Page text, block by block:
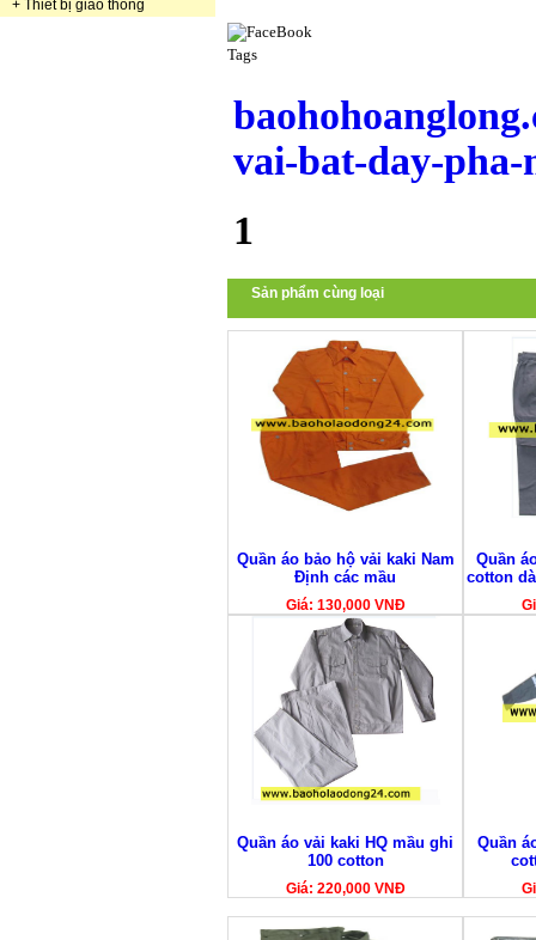
+ Thiết bị giao thông
Tags
vai-bat-day-
1
Sản phẩm cùng loại
Quần áo bảo hộ vải kaki Nam
Định các mầu
Giá: 130,000 VNĐ
Quần
cotton
Quần áo vải kaki HQ mầu ghi
100 cotton
Giá: 220,000 VNĐ
Quần